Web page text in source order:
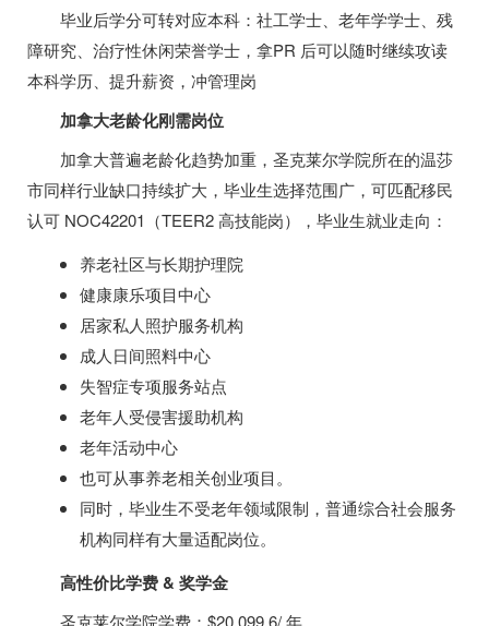
毕业后学分可转对应本科：社工学士、老年学学士、残
障研究、治疗性休闲荣誉学士，拿PR 后可以随时继续攻读
本科学历、提升薪资，冲管理岗
加拿大老龄化刚需岗位
加拿大普遍老龄化趋势加重，圣克莱尔学院所在的温莎
市同样行业缺口持续扩大，毕业生选择范围广，可匹配移民
认可 NOC42201（TEER2 高技能岗），毕业生就业走向：
养老社区与长期护理院
健康康乐项目中心
居家私人照护服务机构
成人日间照料中心
失智症专项服务站点
老年人受侵害援助机构
老年活动中心
也可从事养老相关创业项目。
同时，毕业生不受老年领域限制，普通综合社会服务
机构同样有大量适配岗位。
高性价比学费 & 奖学金
圣克莱尔学院学费：$20,099.6/ 年